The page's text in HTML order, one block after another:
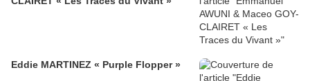
Eddie MARTINEZ « Purple Flopper »